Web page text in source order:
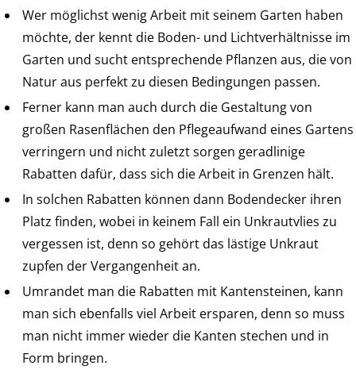
Wer möglichst wenig Arbeit mit seinem Garten haben
möchte, der kennt die Boden- und Lichtverhältnisse im
Garten und sucht entsprechende Pflanzen aus, die von
Natur aus perfekt zu diesen Bedingungen passen.
Ferner kann man auch durch die Gestaltung von
großen Rasenflächen den Pflegeaufwand eines Gartens
verringern und nicht zuletzt sorgen geradlinige
Rabatten dafür, dass sich die Arbeit in Grenzen hält.
In solchen Rabatten können dann Bodendecker ihren
Platz finden, wobei in keinem Fall ein Unkrautvlies zu
vergessen ist, denn so gehört das lästige Unkraut
zupfen der Vergangenheit an.
Umrandet man die Rabatten mit Kantensteinen, kann
man sich ebenfalls viel Arbeit ersparen, denn so muss
man nicht immer wieder die Kanten stechen und in
Form bringen.